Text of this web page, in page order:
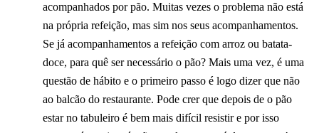
acompanhados por pão. Muitas vezes o problema não está
na própria refeição, mas sim nos seus acompanhamentos.
Se já acompanhamentos a refeição com arroz ou batata-
doce, para quê ser necessário o pão? Mais uma vez, é uma
questão de hábito e o primeiro passo é logo dizer que não
ao balcão do restaurante. Pode crer que depois de o pão
estar no tabuleiro é bem mais difícil resistir e por isso